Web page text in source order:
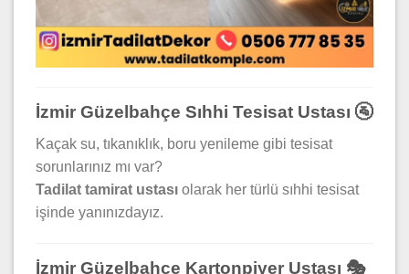
İzmir Güzelbahçe Sıhhi Tesisat Ustası 🚰
Kaçak su, tıkanıklık, boru yenileme gibi tesisat
sorunlarınız mı var?
Tadilat tamirat ustası olarak her türlü sıhhi tesisat
işinde yanınızdayız.
İzmir Güzelbahçe Kartonpiyer Ustası 🎭